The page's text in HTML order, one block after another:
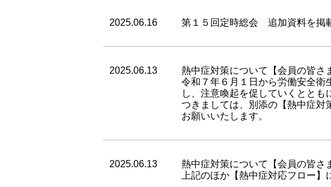
2025.06.16 第１５回定時総会 追加資料を掲
2025.06.13
熱中症対策について【会員の皆さ
令和７年６月１日から労働安全衛
し、注意喚起を促していくととも
つきましては、別添の【熱中症対
お願いいたします。
2025.06.13
熱中症対策について【会員の皆さ
上記のほか【熱中症対応フロー